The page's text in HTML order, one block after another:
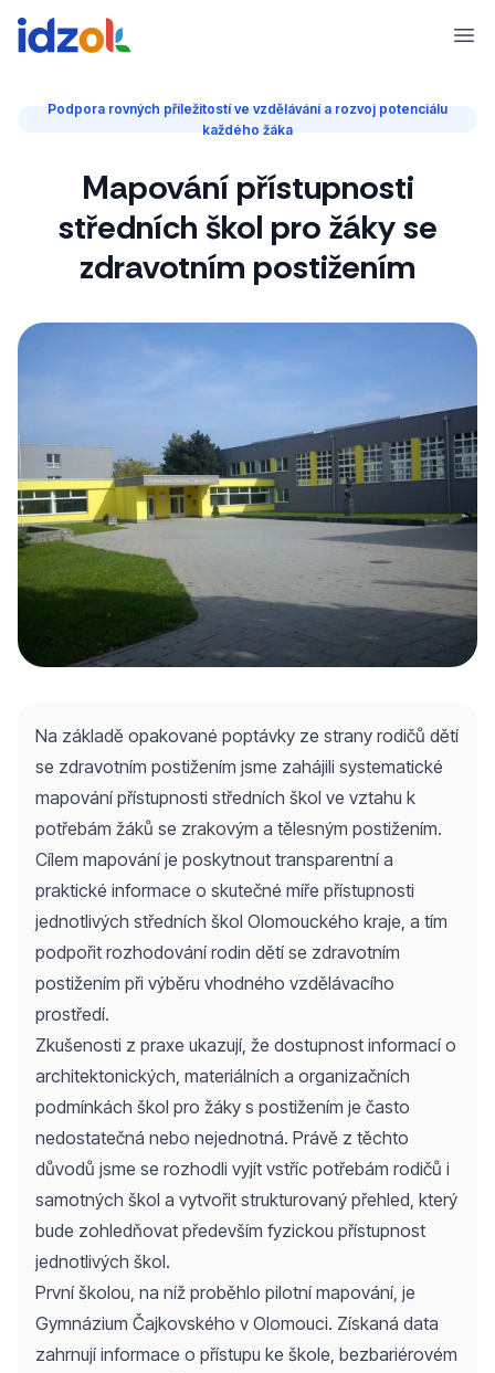
Podpora rovných příležitostí ve vzdělávání a rozvoj potenciálu
každého žáka
Mapování přístupnosti
středních škol pro žáky se
zdravotním postižením
Na základě opakované poptávky ze strany rodičů dětí
se zdravotním postižením jsme zahájili systematické
mapování přístupnosti středních škol ve vztahu k
potřebám žáků se zrakovým a tělesným postižením.
Cílem mapování je poskytnout transparentní a
praktické informace o skutečné míře přístupnosti
jednotlivých středních škol Olomouckého kraje, a tím
podpořit rozhodování rodin dětí se zdravotním
postižením při výběru vhodného vzdělávacího
prostředí.
Zkušenosti z praxe ukazují, že dostupnost informací o
architektonických, materiálních a organizačních
podmínkách škol pro žáky s postižením je často
nedostatečná nebo nejednotná. Právě z těchto
důvodů jsme se rozhodli vyjít vstříc potřebám rodičů i
samotných škol a vytvořit strukturovaný přehled, který
bude zohledňovat především fyzickou přístupnost
jednotlivých škol.
První školou, na níž proběhlo pilotní mapování, je
Gymnázium Čajkovského v Olomouci. Získaná data
zahrnují informace o přístupu ke škole, bezbariérovém